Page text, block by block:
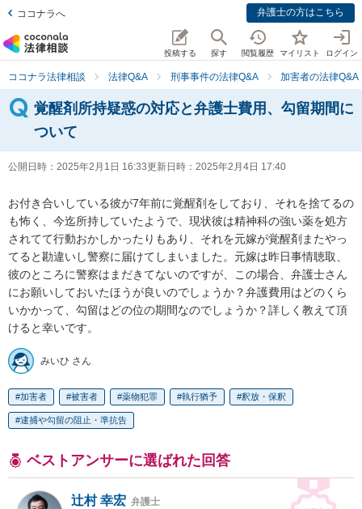
ココナラへ 弁護士の方はこちら
投稿する 探す 閲覧履歴 マイリスト ログイン
ココナラ法律相談 法律Q&A 刑事事件の法律Q&A 加害者の法律Q&A
覚醒剤所持疑惑の対応と弁護士費用、勾留期間に
ついて
公開日時： 2025年2月1日 16:33更新日時： 2025年2月4日 17:40
お付き合いしている彼が7年前に覚醒剤をしており、それを捨てるの
も怖く、今迄所持していたようで、現状彼は精神科の強い薬を処方
されてて行動おかしかったりもあり、それを元嫁が覚醒剤またやっ
てると勘違いし警察に届けてしまいました。元嫁は昨日事情聴取、
彼のところに警察はまだきてないのですが、この場合、弁護士さん
にお願いしておいたほうが良いのでしょうか？弁護費用はどのくら
いかかって、勾留はどの位の期間なのでしょうか？詳しく教えて頂
けると幸いです。
みいひ さん
加害者 被害者 薬物犯罪 執行猶予 釈放・保釈
逮捕や勾留の阻止・準抗告
ベストアンサーに選ばれた回答
辻村 幸宏 弁護士